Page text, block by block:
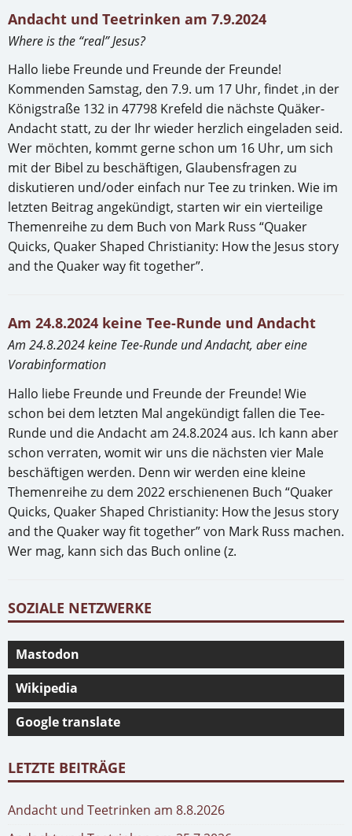
Andacht und Teetrinken am 7.9.2024
Where is the “real” Jesus?
Hallo liebe Freunde und Freunde der Freunde!
Kommenden Samstag, den 7.9. um 17 Uhr, findet ,in der
Königstraße 132 in 47798 Krefeld die nächste Quäker-
Andacht statt, zu der Ihr wieder herzlich eingeladen seid.
Wer möchten, kommt gerne schon um 16 Uhr, um sich
mit der Bibel zu beschäftigen, Glaubensfragen zu
diskutieren und/oder einfach nur Tee zu trinken. Wie im
letzten Beitrag angekündigt, starten wir ein vierteilige
Themenreihe zu dem Buch von Mark Russ “Quaker
Quicks, Quaker Shaped Christianity: How the Jesus story
and the Quaker way fit together”.
Am 24.8.2024 keine Tee-Runde und Andacht
Am 24.8.2024 keine Tee-Runde und Andacht, aber eine
Vorabinformation
Hallo liebe Freunde und Freunde der Freunde! Wie
schon bei dem letzten Mal angekündigt fallen die Tee-
Runde und die Andacht am 24.8.2024 aus. Ich kann aber
schon verraten, womit wir uns die nächsten vier Male
beschäftigen werden. Denn wir werden eine kleine
Themenreihe zu dem 2022 erschienenen Buch “Quaker
Quicks, Quaker Shaped Christianity: How the Jesus story
and the Quaker way fit together” von Mark Russ machen.
Wer mag, kann sich das Buch online (z.
SOZIALE NETZWERKE
Mastodon
Wikipedia
Google translate
LETZTE BEITRÄGE
Andacht und Teetrinken am 8.8.2026